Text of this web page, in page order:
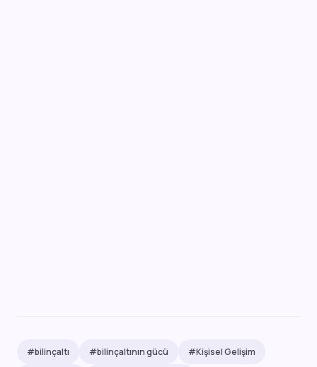
#bilinçaltı #bilinçaltının gücü #Kişisel Gelişim